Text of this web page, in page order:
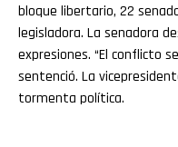
bloque libertario, 22
legisladora. La senadora
expresiones. “El conflicto
sentenció. La
tormenta política.